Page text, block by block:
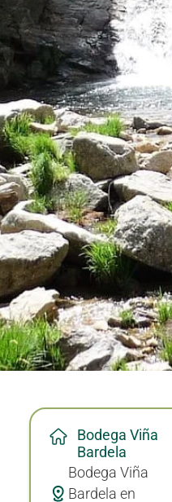
Bodega Viña
Bardela
Bodega Viña
Bardela en